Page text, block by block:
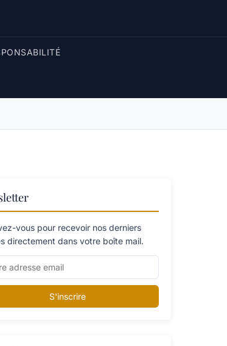
vous pour recevoir nos derniers
directement dans votre boîte mail.
S'inscrire